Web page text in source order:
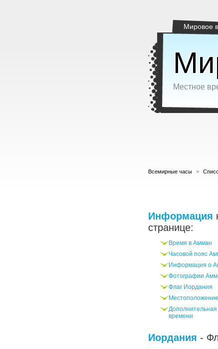
Мировое
Местное
Всемирные часы >
Информация
странице:
Время в Амман
Часовой пояс
Информация о
Фотографии
Флаг Иордания
времени
Иордания -